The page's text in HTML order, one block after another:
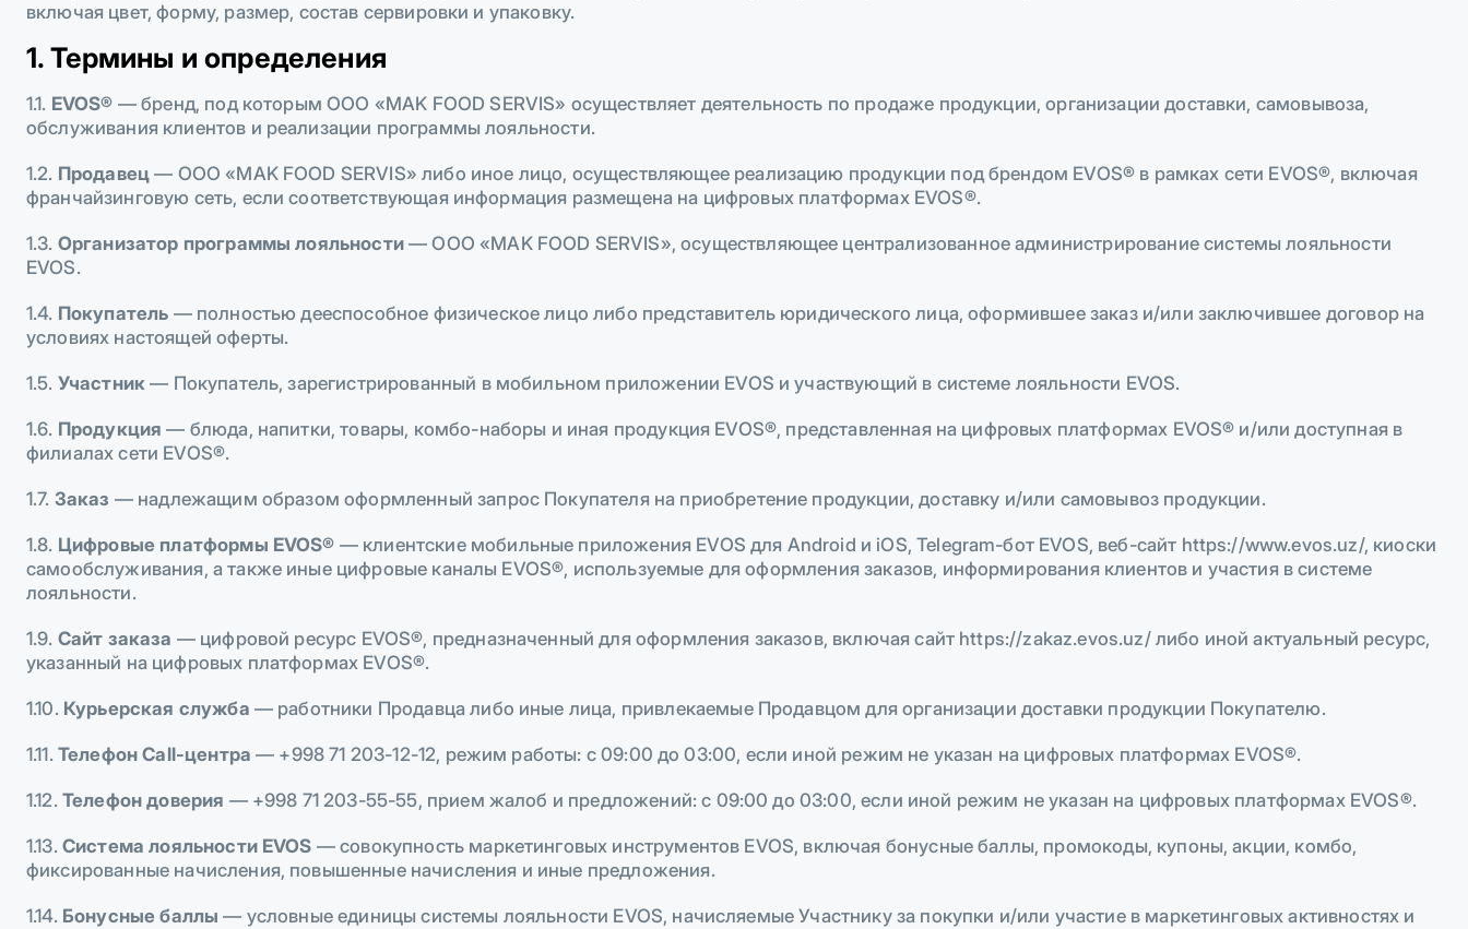
включая цвет, форму, размер, состав сервировки и упаковку.
1. Термины и определения
1.1. EVOS® — бренд, под которым ООО «MAK FOOD SERVIS» осуществляет деятельность по продаже продукции, организации доставки, самовывоза,
обслуживания клиентов и реализации программы лояльности.
1.2. Продавец — ООО «MAK FOOD SERVIS» либо иное лицо, осуществляющее реализацию продукции под брендом EVOS® в рамках сети EVOS®, включая
франчайзинговую сеть, если соответствующая информация размещена на цифровых платформах EVOS®.
1.3. Организатор программы лояльности— ООО «MAK FOOD SERVIS», осуществляющее централизованное администрирование системы лояльности
EVOS.
1.4. Покупатель — полностью дееспособное физическое лицо либо представитель юридического лица, оформившее заказ и/или заключившее договор на
условиях настоящей оферты.
1.5. Участник — Покупатель, зарегистрированный в мобильном приложении EVOS и участвующий в системе лояльности EVOS.
1.6. Продукция — блюда, напитки, товары, комбо-наборы и иная продукция EVOS®, представленная на цифровых платформах EVOS® и/или доступная в
филиалах сети EVOS®.
1.7. Заказ — надлежащим образом оформленный запрос Покупателя на приобретение продукции, доставку и/или самовывоз продукции.
1.8. Цифровые платформы EVOS® — клиентские мобильные приложения EVOS для Android и iOS, Telegram-бот EVOS, веб-сайт https://www.evos.uz/, киоски
самообслуживания, а также иные цифровые каналы EVOS®, используемые для оформления заказов, информирования клиентов и участия в системе
лояльности.
1.9. Сайт заказа — цифровой ресурс EVOS®, предназначенный для оформления заказов, включая сайт https://zakaz.evos.uz/ либо иной актуальный ресурс,
указанный на цифровых платформах EVOS®.
1.10. Курьерская служба — работники Продавца либо иные лица, привлекаемые Продавцом для организации доставки продукции Покупателю.
1.11. Телефон Call-центра — +998 71 203-12-12, режим работы: с 09:00 до 03:00, если иной режим не указан на цифровых платформах EVOS®.
1.12. Телефон доверия — +998 71 203-55-55, прием жалоб и предложений: с 09:00 до 03:00, если иной режим не указан на цифровых платформах EVOS®.
1.13. Система лояльности EVOS — совокупность маркетинговых инструментов EVOS, включая бонусные баллы, промокоды, купоны, акции, комбо,
фиксированные начисления, повышенные начисления и иные предложения.
1.14. Бонусные баллы — условные единицы системы лояльности EVOS, начисляемые Участнику за покупки и/или участие в маркетинговых активностях и